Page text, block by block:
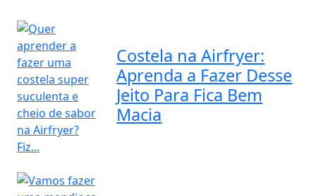
Costela na Airfryer:
Aprenda a Fazer Desse
Jeito Para Fica Bem
Macia